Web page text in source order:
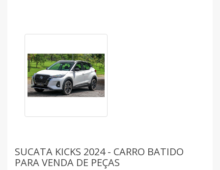
SUCATA KICKS 2024 - CARRO BATIDO
PARA VENDA DE PEÇAS